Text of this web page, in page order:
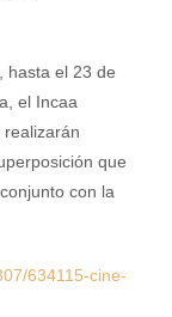
, hasta el 23 de
el Incaa
que
con la
634115-cine-